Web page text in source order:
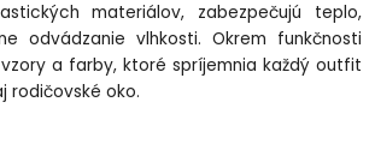
materiálov, zabezpečujú teplo,
odvádzanie vlhkosti. Okrem funkčnosti
a farby, ktoré spríjemnia každý outfit
rodičovské oko.